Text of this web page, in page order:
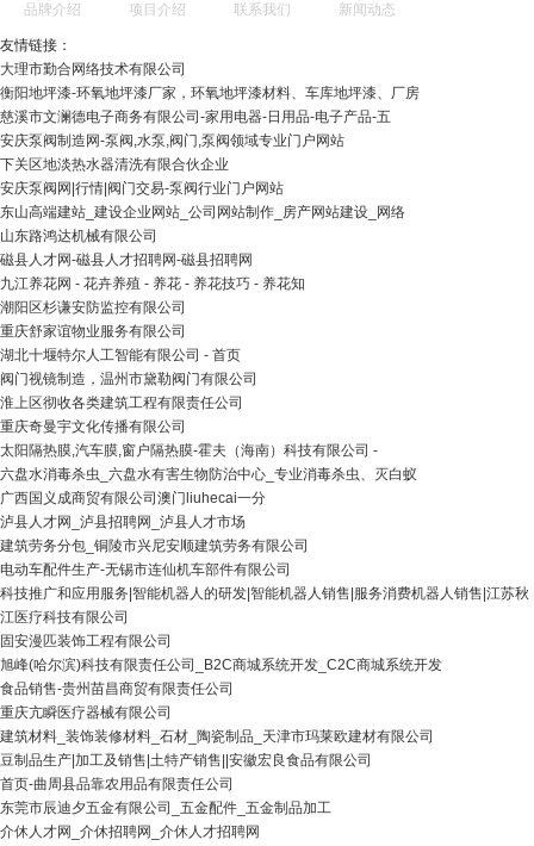
品牌介绍 项目介绍 联系我们 新闻动态
友情链接：
大理市勤合网络技术有限公司
衡阳地坪漆-环氧地坪漆厂家，环氧地坪漆材料、车库地坪漆、厂房
慈溪市文澜德电子商务有限公司-家用电器-日用品-电子产品-五
安庆泵阀制造网-泵阀,水泵,阀门,泵阀领域专业门户网站
下关区地淡热水器清洗有限合伙企业
安庆泵阀网|行情|阀门交易-泵阀行业门户网站
东山高端建站_建设企业网站_公司网站制作_房产网站建设_网络
山东路鸿达机械有限公司
磁县人才网-磁县人才招聘网-磁县招聘网
九江养花网 - 花卉养殖 - 养花 - 养花技巧 - 养花知
潮阳区杉谦安防监控有限公司
重庆舒家谊物业服务有限公司
湖北十堰特尔人工智能有限公司 - 首页
阀门视镜制造，温州市黛勒阀门有限公司
淮上区彻收各类建筑工程有限责任公司
重庆奇曼宇文化传播有限公司
太阳隔热膜,汽车膜,窗户隔热膜-霍夫（海南）科技有限公司 -
六盘水消毒杀虫_六盘水有害生物防治中心_专业消毒杀虫、灭白蚁
广西国义成商贸有限公司澳门liuhecai一分
泸县人才网_泸县招聘网_泸县人才市场
建筑劳务分包_铜陵市兴尼安顺建筑劳务有限公司
电动车配件生产-无锡市连仙机车部件有限公司
科技推广和应用服务|智能机器人的研发|智能机器人销售|服务消费机器人销售|江苏秋
江医疗科技有限公司
固安漫匹装饰工程有限公司
旭峰(哈尔滨)科技有限责任公司_B2C商城系统开发_C2C商城系统开发
食品销售-贵州苗昌商贸有限责任公司
重庆亢瞬医疗器械有限公司
建筑材料_装饰装修材料_石材_陶瓷制品_天津市玛莱欧建材有限公司
豆制品生产|加工及销售|土特产销售||安徽宏良食品有限公司
首页-曲周县品靠农用品有限责任公司
东莞市辰迪夕五金有限公司_五金配件_五金制品加工
介休人才网_介休招聘网_介休人才招聘网